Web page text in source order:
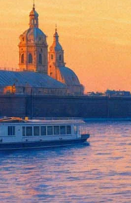
Питчинг
28 мая 2014,22:16 Версия для